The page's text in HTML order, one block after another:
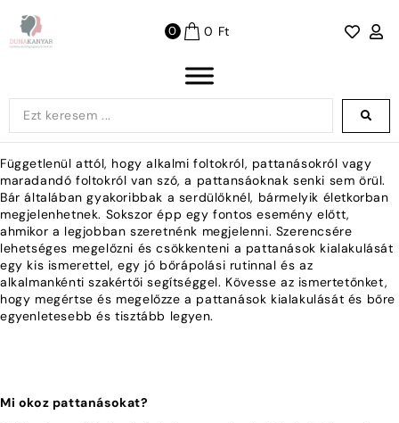
0 0 Ft
Függetlenül attól, hogy alkalmi foltokról, pattanásokról vagy
maradandó foltokról van szó, a pattansáoknak senki sem örül.
Bár általában gyakoribbak a serdülőknél, bármelyik életkorban
megjelenhetnek. Sokszor épp egy fontos esemény előtt,
ahmikor a legjobban szeretnénk megjelenni. Szerencsére
lehetséges megelőzni és csökkenteni a pattanások kialakulását
egy kis ismerettel, egy jó bőrápolási rutinnal és az
alkalmankénti szakértői segítséggel. Kövesse az ismertetőnket,
hogy megértse és megelőzze a pattanások kialakulását és bőre
egyenletesebb és tisztább legyen.
Mi okoz pattanásokat?